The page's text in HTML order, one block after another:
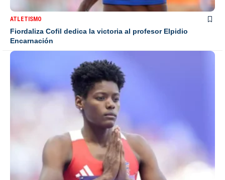
ATLETISMO
Fiordaliza Cofil dedica la victoria al profesor Elpidio
Encarnación